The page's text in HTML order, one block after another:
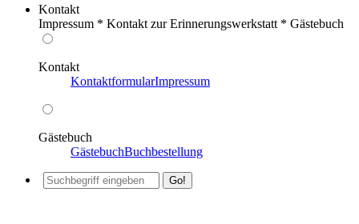
Kontakt
Impressum * Kontakt zur Erinnerungswerkstatt * Gästebuch
Kontakt
KontaktformularImpressum
Gästebuch
GästebuchBuchbestellung